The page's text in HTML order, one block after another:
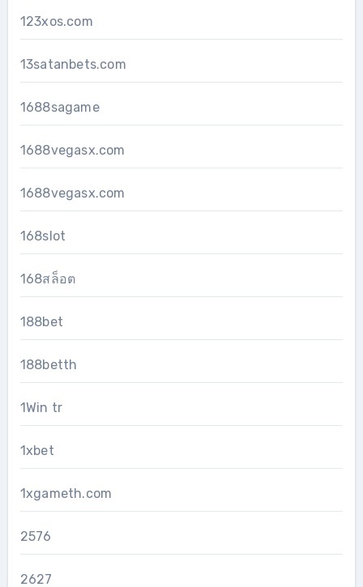
123xos.com
13satanbets.com
1688sagame
1688vegasx.com
1688vegasx.com
168slot
168สล็อต
188bet
188betth
1Win tr
1xbet
1xgameth.com
2576
2627